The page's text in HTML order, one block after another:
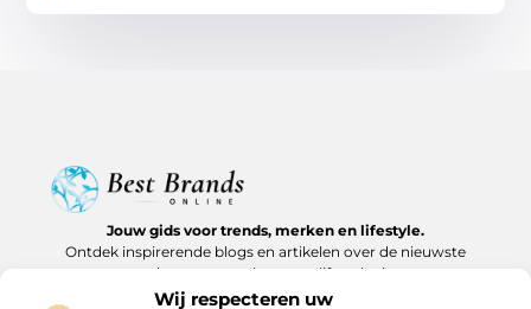
Wij respecteren uw
Jouw gids voor trends, merken en lifestyle.
Ontdek inspirerende blogs en artikelen over de nieuwste
producten, must-haves en lifestyle tips.